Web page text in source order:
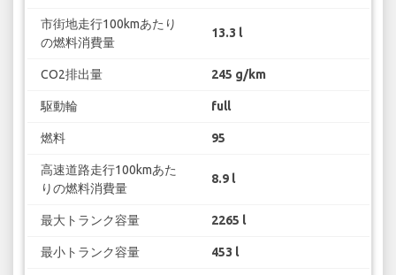
市街地走行100kmあたり
の燃料消費量
13.3 l
CO2排出量 245 g/km
駆動輪 full
燃料 95
高速道路走行100kmあた
りの燃料消費量
8.9 l
最大トランク容量 2265 l
最小トランク容量 453 l